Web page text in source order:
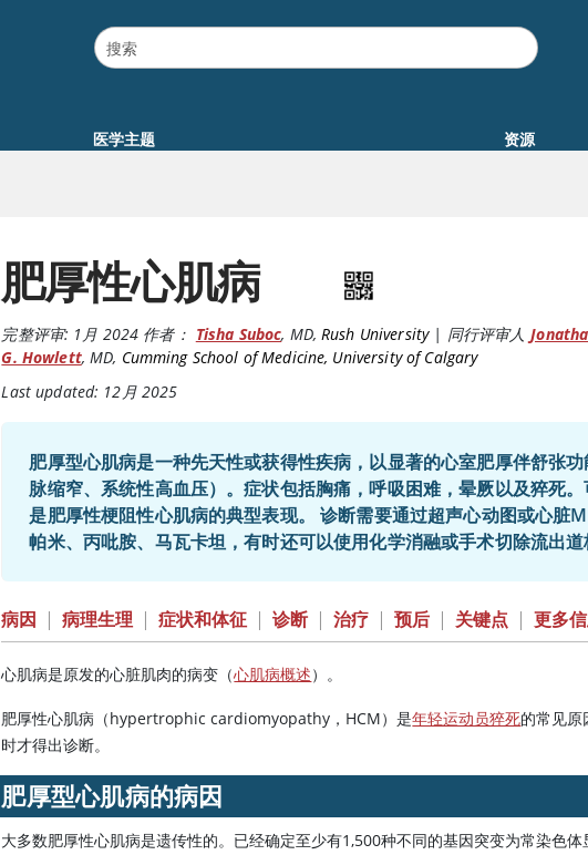
医学主题 资源
肥厚性心肌病
完整评审: 1月 2024 作者： Tisha Suboc, MD,Rush University| 同行评审人
G. Howlett,MD, Cumming School of Medicine, University of Calgary
Last updated: 12月 2025
肥厚型心肌病是一种先天性或获得性疾病，以显著的心室肥厚伴舒张
脉缩窄、系统性高血压）。症状包括胸痛，呼吸困难，晕厥以及猝死
是肥厚性梗阻性心肌病的典型表现。 诊断需要通过超声心动图或心脏
帕米、丙吡胺、马瓦卡坦，有时还可以使用化学消融或手术切除流出道
病因 | 病理生理 | 症状和体征 | 诊断 | 治疗 | 预后 | 关键点 | 更多
心肌病是原发的心脏肌肉的病变（心肌病概述）。
肥厚性心肌病（hypertrophic cardiomyopathy，HCM）是年轻运动员猝死的常见原
时才得出诊断。
肥厚型心肌病的病因
大多数肥厚性心肌病是遗传性的。已经确定至少有1,500种不同的基因突变为常染色